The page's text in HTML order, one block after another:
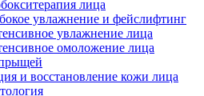
лица
увлажнение и фейслифтинг
увлажнение лица
омоложение лица
и восстановление кожи лица